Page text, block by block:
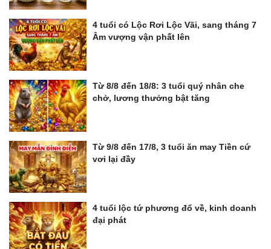
4 tuổi có Lộc Rơi Lộc Vãi, sang tháng 7
Âm vượng vận phất lên
Từ 8/8 đến 18/8: 3 tuổi quý nhân che
chở, lương thưởng bật tăng
Từ 9/8 đến 17/8, 3 tuổi ăn may Tiền cứ
vơi lại đầy
4 tuổi lộc tứ phương đổ về, kinh doanh
đại phát